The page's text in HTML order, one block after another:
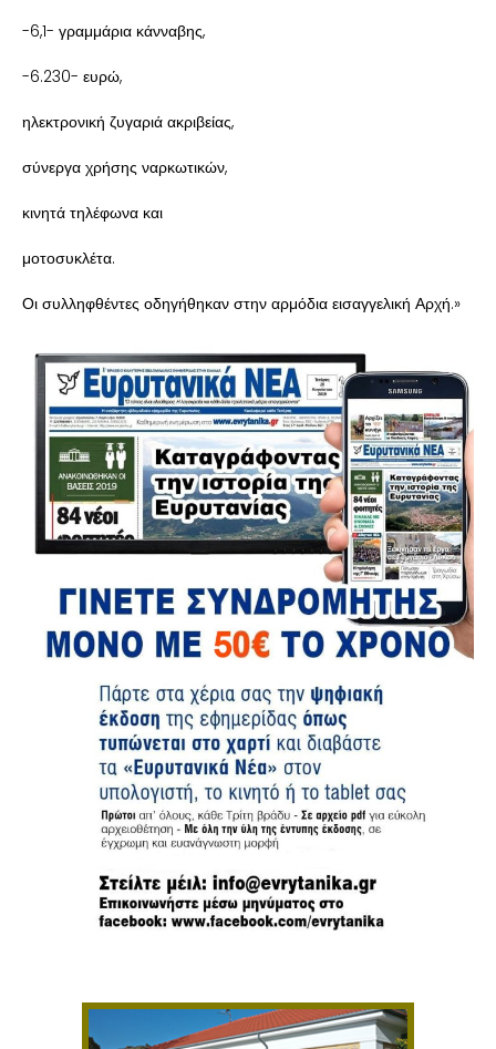
-6,1- γραμμάρια κάνναβης,
-6.230- ευρώ,
ηλεκτρονική ζυγαριά ακριβείας,
σύνεργα χρήσης ναρκωτικών,
κινητά τηλέφωνα και
μοτοσυκλέτα.
Οι συλληφθέντες οδηγήθηκαν στην αρμόδια εισαγγελική Αρχή.»